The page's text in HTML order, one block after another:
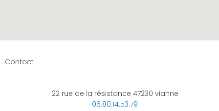
Contact
22 rue de la résistance 47230 vianne
06.80.14.53.79